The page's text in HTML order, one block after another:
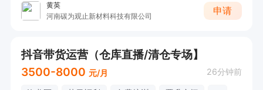
黄英
河南碳为观止新材料科技有限公司
申请
抖音带货运营（仓库直播/清仓专场】
3500-8000 元/月 26分钟前